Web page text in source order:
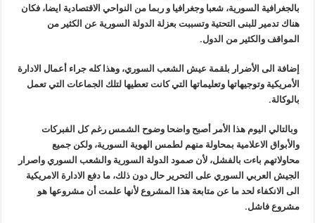
بالجغرافية السورية، شعبا وجغرافيا و ربما من النواحي الاقتصادية ايضا، فكان
هناك تدمير للبنى التحتية وتسببت بعزلة الدولة السورية عن الكثير من
المواقف والكثير من الدول.
إضافة الى الأضرار بلقمة عيش الشعب السوري، وهذا كله جراء أعمال الادارة
الأمريكية وتوجيهاتها وتعليماتها التي كانت تعطيها لتلك الجماعات التي تعمل
بالوكالة.
وبالتالي اليوم هذا الأمر أصبح واضحا وضوح الشمس رغم كل الفبركات
والأبواق الاعلامية بمحاولة منهم لطمس الهوية السورية، ولكن جميع
محاولاتهم باءت بالفشل، لأن صمود الدولة السورية والشعب السوري واصرار
الجيش العربي السوري على التحرير حال دون ذلك، ما دفع الادارة الامريكية
الى الانكفاء لحد ما عن متابعة هذا المشروع لأنها علمت أن مشروعها هو
مشروع فاشل.